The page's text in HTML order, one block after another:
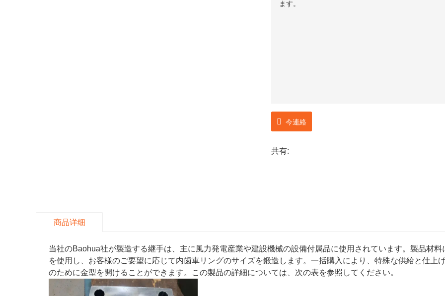
ます。
今連絡
共有:
商品详细
当社のBaohua社が製造する継手は、主に風力発電産業や建設機械の設備付属品に使用されています。製品材料
を使用し、お客様のご要望に応じて内歯車リングのサイズを鍛造します。一括購入により、特殊な供給と仕上
のために金型を開けることができます。この製品の詳細については、次の表を参照してください。